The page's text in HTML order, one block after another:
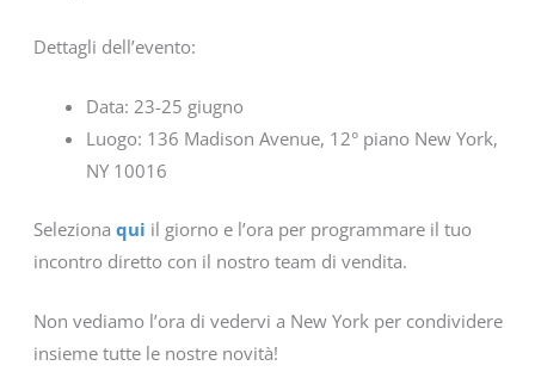
Dettagli dell’evento:
Data: 23-25 giugno
Luogo: 136 Madison Avenue, 12° piano New York,
NY 10016
Seleziona qui il giorno e l’ora per programmare il tuo
incontro diretto con il nostro team di vendita.
Non vediamo l’ora di vedervi a New York per condividere
insieme tutte le nostre novità!